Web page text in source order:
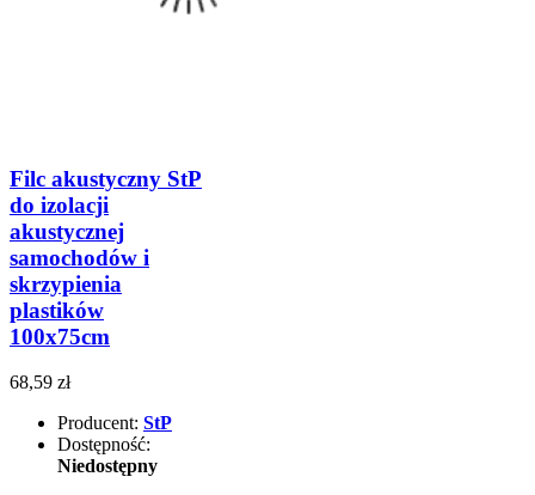
Filc akustyczny StP
do izolacji
akustycznej
samochodów i
skrzypienia
plastików
100x75cm
68,59 zł
Producent: StP
Dostępność:
Niedostępny